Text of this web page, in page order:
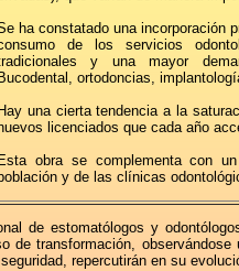
ha constatado una incorporación
de los servicios
y una mayor
Bucodental, ortodoncias,
Hay una cierta tendencia a la
licenciados que cada año
Esta obra se complementa con
y de las clínicas
de estomatólogos y
de transformación,
repercutirán en su